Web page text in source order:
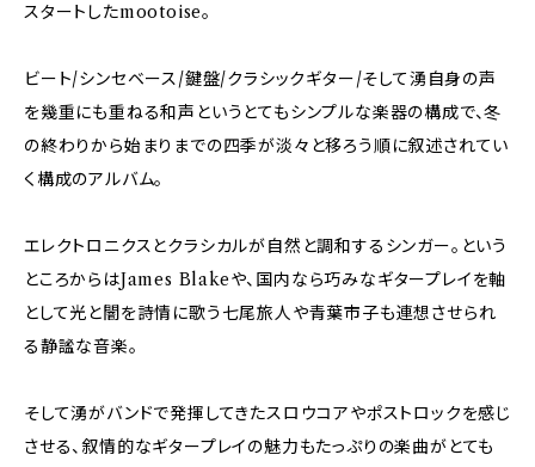
スタートしたmootoise。
ビート/シンセベース/鍵盤/クラシックギター/そして湧自身の声
を幾重にも重ねる和声というとてもシンプルな楽器の構成で、冬
の終わりから始まりまでの四季が淡々と移ろう順に叙述されてい
く構成のアルバム。
エレクトロニクスとクラシカルが自然と調和するシンガー。という
ところからはJames Blakeや、国内なら巧みなギタープレイを軸
として光と闇を詩情に歌う七尾旅人や青葉市子も連想させられ
る静謐な音楽。
そして湧がバンドで発揮してきたスロウコアやポストロックを感じ
させる、叙情的なギタープレイの魅力もたっぷりの楽曲がとても